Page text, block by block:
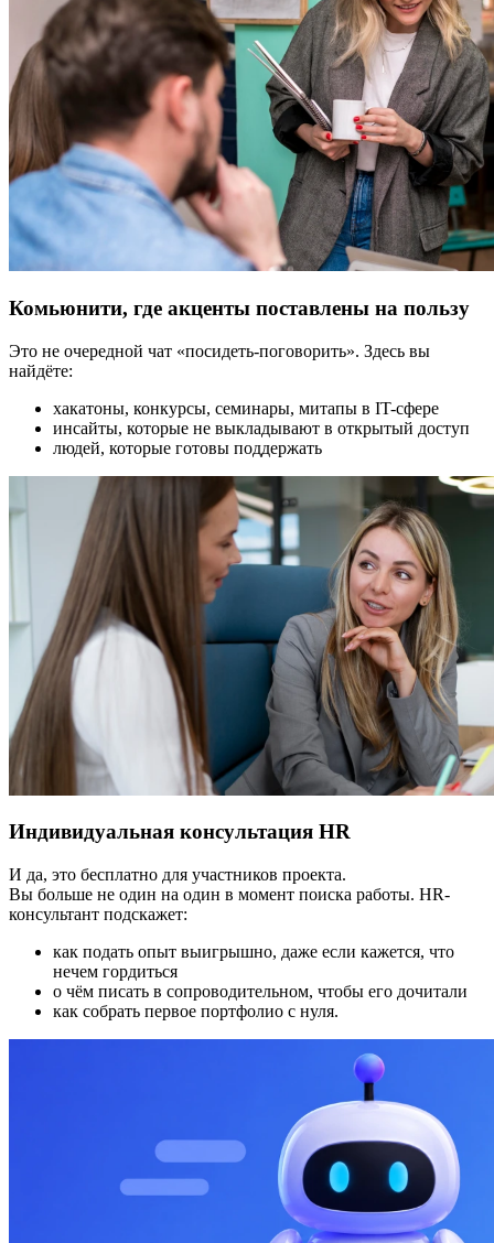
Комьюнити, где акценты поставлены на пользу
Это не очередной чат «посидеть-поговорить». Здесь вы
найдёте:
хакатоны, конкурсы, семинары, митапы в IT-сфере
инсайты, которые не выкладывают в открытый доступ
людей, которые готовы поддержать
Индивидуальная консультация HR
И да, это бесплатно для участников проекта.
Вы больше не один на один в момент поиска работы. HR-
консультант подскажет:
как подать опыт выигрышно, даже если кажется, что
нечем гордиться
о чём писать в сопроводительном, чтобы его дочитали
как собрать первое портфолио с нуля.